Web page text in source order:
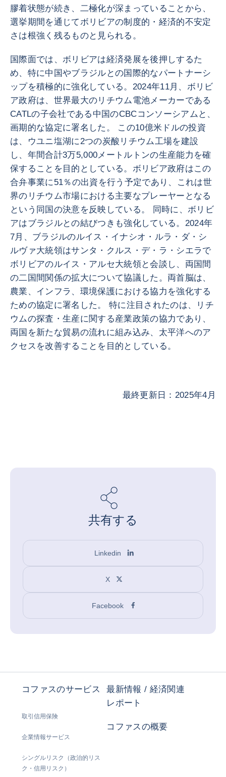
膠着状態が続き、二極化が深まっていることから、
選挙期間を通じてボリビアの制度的・経済的不安定
さは根強く残るものと見られる。
国際面では、ボリビアは経済発展を後押しするた
め、特に中国やブラジルとの国際的なパートナーシ
ップを積極的に強化している。2024年11月、ボリビ
ア政府は、世界最大のリチウム電池メーカーである
CATLの子会社である中国のCBCコンソーシアムと、
画期的な協定に署名した。 この10億米ドルの投資
は、ウユニ塩湖に2つの炭酸リチウム工場を建設
し、年間合計3万5,000メートルトンの生産能力を確
保することを目的としている。ボリビア政府はこの
合弁事業に51％の出資を行う予定であり、これは世
界のリチウム市場における主要なプレーヤーとなる
という同国の決意を反映している。 同時に、ボリビ
アはブラジルとの結びつきも強化している。2024年
7月、ブラジルのルイス・イナシオ・ルラ・ダ・シ
ルヴァ大統領はサンタ・クルス・デ・ラ・シエラで
ボリビアのルイス・アルセ大統領と会談し、両国間
の二国間関係の拡大について協議した。両首脳は、
農業、インフラ、環境保護における協力を強化する
ための協定に署名した。 特に注目されたのは、リチ
ウムの探査・生産に関する産業政策の協力であり、
両国を新たな貿易の流れに組み込み、太平洋へのア
クセスを改善することを目的としている。
最終更新日：2025年4月
共有する
Linkedin
X
Facebook
コファスのサービス
取引信用保険
企業情報サービス
シングルリスク（政治的リス
ク・信用リスク）
最新情報 / 経済関連
レポート
コファスの概要